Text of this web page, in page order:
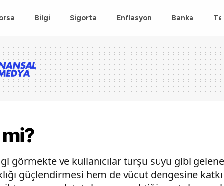
Bilgi Sigorta Enflasyon Banka
görmekte ve kullanıcılar turşu suyu gibi
güçlendirmesi hem de vücut dengesine katkı